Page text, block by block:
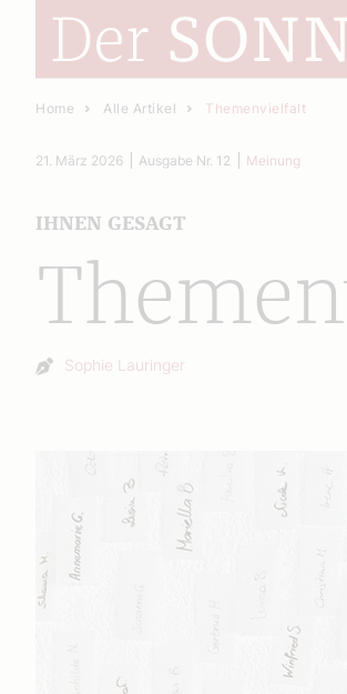
Home Alle Artikel Themenvielfalt
IHNEN GESAGT
21. März 2026 Ausgabe Nr. 12 Meinung
Autor:
Sophie Lauringer